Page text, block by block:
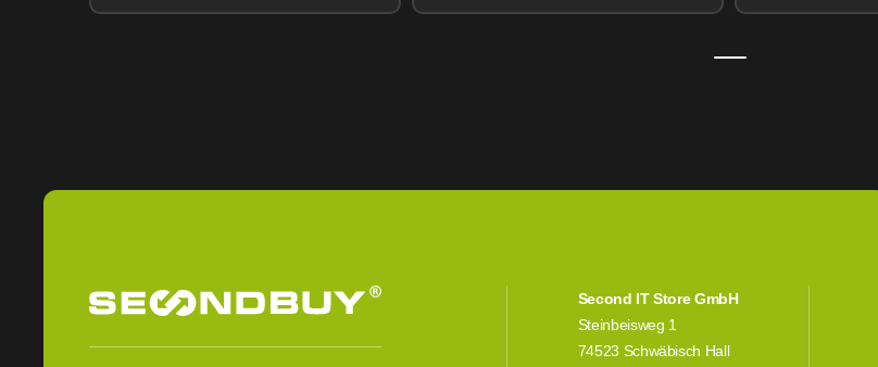
Second IT Store GmbH
Steinbeisweg 1
74523 Schwäbisch Hall